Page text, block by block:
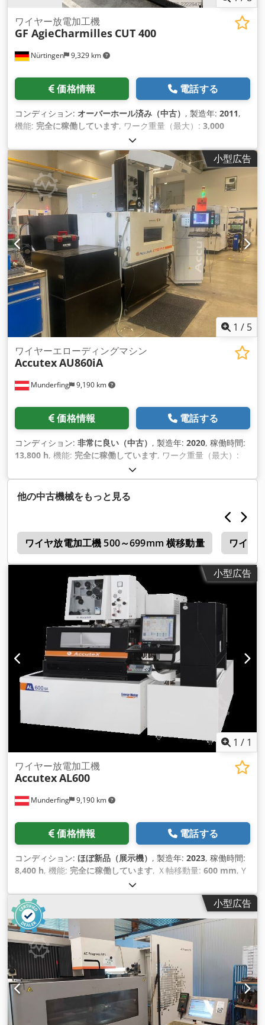
Nürtingen 9,329 km
ワイヤー放電加工機
GF AgieCharmilles CUT 400
価格情報 電話する
コンディション: オーバーホール済み（中古） , 製造年: 2011,
機能: 完全に稼働しています, ワーク重量（最大）: 3,000
, Ｘ軸移動量:800 mm
mm, Z軸移動距離:510 mm, 全高:2,875 mm, 全長:2,870
mm, 全幅: 2,670 mm, ワークピース高さ（最大）:510 mm,
加工物幅（最大）:900 mm , ワーク長さ（最大）:1,450 mm
総重量:6,300 kg（キログラム）,
小型広告
1 / 5
Munderfing 9,190 km
ワイヤーエローディングマシン
AccutexAU860iA
価格情報 電話する
コンディション: 非常に良い（中古） , 製造年: 2020, 稼働時間:
13,800 h, 機能: 完全に稼働しています, ワーク重量（最大）:
, Ｘ軸移動量:
600 mm, Z軸移動距離:600 mm, 全高:2,740 mm, 全長:3,600
mm, 全幅:3,900 mm , ワイヤー径（最大）:
ース高さ（最大）: 595 mm
8,500 kg（キログラム）,
他の中古機械をもっと見る
ワイヤ放電加工機 500～699mm 横移動量 ワイヤ
小型広告
1 / 1
Munderfing 9,190 km
ワイヤー放電加工機
AccutexAL600
価格情報 電話する
コンディション: ほぼ新品（展示機） , 製造年: 2023, 稼働時間:
8,400 h, 機能: 完全に稼働しています, Ｘ軸移動量: 600 mm, Y
, Z軸移動距離:
kg（キログラム）,
小型広告